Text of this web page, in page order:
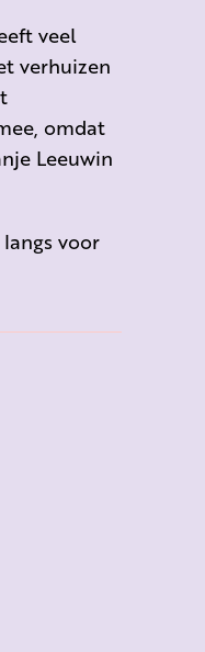
veel
verhuizen
omdat
Leeuwin
voor